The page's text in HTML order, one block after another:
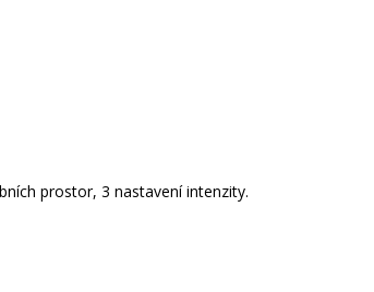
prostor, 3 nastavení intenzity.